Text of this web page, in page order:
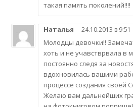
такая память поколений!!!!
Наталья 24.10.2013 в 9:51 ·
Молодцы девочки!!
хоть и не учавстврвала в
постоянно следя за
вдохновилась вашими
процессе создания своей
Желаю вам дальнейших